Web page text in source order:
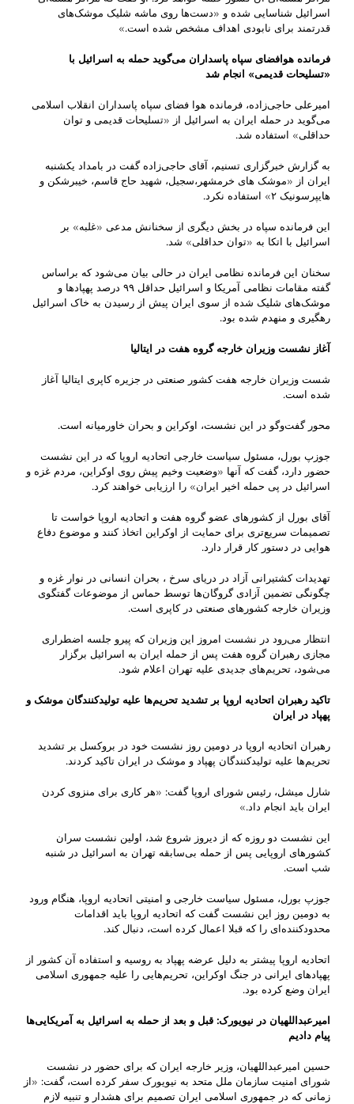
اسرائیل شناسایی شده و «دست‌ها روی ماشه شلیک موشک‌های
قدرتمند برای نابودی اهداف مشخص شده است.»
فرمانده هوافضای سپاه پاسداران می‌گوید حمله به اسرائیل با
«تسلیحات قدیمی» انجام شد
امیرعلی حاجی‌زاده، فرمانده هوا فضای سپاه پاسداران انقلاب اسلامی
می‌گوید در حمله ایران به اسرائیل از «تسلیحات قدیمی و توان
حداقلی» استفاده شد.
به گزارش خبرگزاری تسنیم، آقای حاجی‌زاده گفت در بامداد یکشنبه
ایران از «موشک های خرمشهر،سجیل، شهید حاج قاسم، خیبرشکن و
هایپرسونیک ۲» استفاده نکرد.
این فرمانده سپاه در بخش دیگری از سخنانش مدعی «غلبه» بر
اسرائیل با اتکا به «توان حداقلی» شد.
سخنان این فرمانده نظامی ایران در حالی بیان می‌شود که براساس
گفته مقامات نظامی آمریکا و اسرائیل حداقل ۹۹ درصد پهپادها و
موشک‌های شلیک شده از سوی ایران پیش از رسیدن به خاک اسرائیل
رهگیری و منهدم شده بود.
آغاز نشست وزیران خارجه گروه هفت در ایتالیا
شست وزیران خارجه هفت کشور صنعتی در جزیره کاپری ایتالیا آغاز
شده است.
محور گفت‌وگو در این نشست، اوکراین و بحران خاورمیانه است.
جوزپ بورل، مسئول سیاست خارجی اتحادیه اروپا که در این نشست
حضور دارد، گفت که آنها «وضعیت وخیم پیش روی اوکراین، مردم غزه و
اسرائیل در پی حمله اخیر ایران» را ارزیابی خواهند کرد.
آقای بورل از کشورهای عضو گروه هفت و اتحادیه اروپا خواست تا
تصمیمات سریع‌تری برای حمایت از اوکراین اتخاذ کنند و موضوع دفاع
هوایی در دستور کار قرار دارد.
تهدیدات کشتیرانی آزاد در دریای سرخ ، بحران انسانی در نوار غزه و
چگونگی تضمین آزادی گروگان‌ها توسط حماس از موضوعات گفتگوی
وزیران خارجه کشورهای صنعتی در کاپری است.
انتظار می‌رود در نشست امروز این وزیران که پیرو جلسه اضطراری
مجازی رهبران گروه هفت پس از حمله ایران به اسرائیل برگزار
می‌شود، تحریم‌های جدیدی علیه تهران اعلام شود.
تاکید رهبران اتحادیه اروپا بر تشدید تحریم‌ها علیه تولیدکنندگان موشک و
پهپاد در ایران
رهبران اتحادیه اروپا در دومین روز نشست خود در بروکسل بر تشدید
تحریم‌ها علیه تولیدکنندگان پهپاد و موشک در ایران تاکید کردند.
شارل میشل، رئیس شورای اروپا گفت: «هر کاری برای منزوی کردن
ایران باید انجام داد.»
این نشست دو روزه که از دیروز شروع شد، اولین نشست سران
کشورهای اروپایی پس از حمله بی‌سابقه تهران به اسرائیل در شنبه
شب است.
جوزپ بورل، مسئول سیاست خارجی و امنیتی اتحادیه اروپا، هنگام ورود
به دومین روز این نشست گفت که اتحادیه اروپا باید اقدامات
محدودکننده‌ای را که قبلا اعمال کرده است، دنبال کند.
اتحادیه اروپا پیشتر به دلیل عرضه پهپاد به روسیه و استفاده آن کشور از
پهپادهای ایرانی در جنگ اوکراین، تحریم‌هایی را علیه جمهوری اسلامی
ایران وضع کرده بود.
امیرعبداللهیان در نیویورک: قبل و بعد از حمله به اسرائیل به آمریکایی‌ها
پیام دادیم
حسین امیرعبداللهیان، وزیر خارجه ایران که برای حضور در نشست
شورای امنیت سازمان ملل متحد به نیویورک سفر کرده است، گفت: «از
زمانی که در جمهوری اسلامی ایران تصمیم برای هشدار و تنبیه لازم